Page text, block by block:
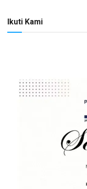
Ikuti Kami